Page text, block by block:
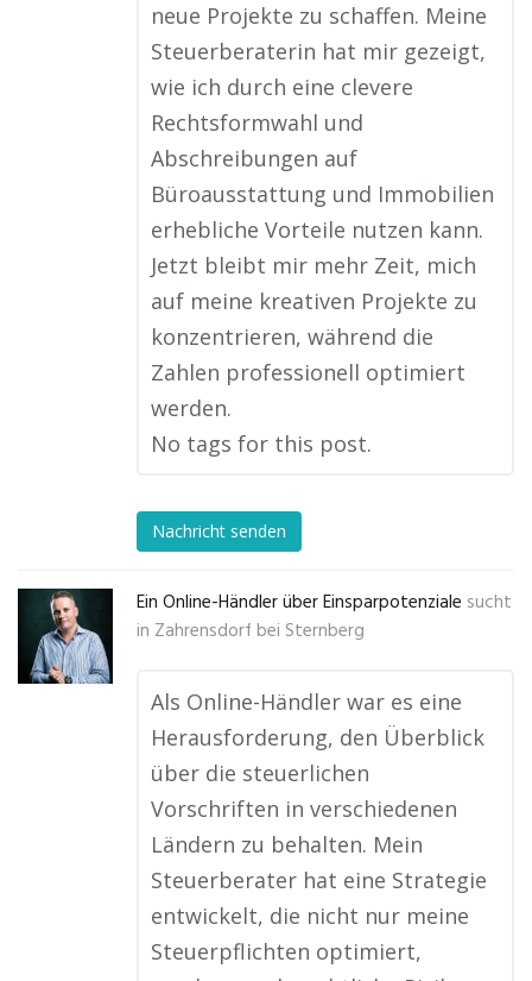
neue Projekte zu schaffen. Meine
Steuerberaterin hat mir gezeigt,
wie ich durch eine clevere
Rechtsformwahl und
Abschreibungen auf
Büroausstattung und Immobilien
erhebliche Vorteile nutzen kann.
Jetzt bleibt mir mehr Zeit, mich
auf meine kreativen Projekte zu
konzentrieren, während die
Zahlen professionell optimiert
werden.
No tags for this post.
Nachricht senden
Ein Online-Händler über Einsparpotenziale sucht
in Zahrensdorf bei Sternberg
Als Online-Händler war es eine
Herausforderung, den Überblick
über die steuerlichen
Vorschriften in verschiedenen
Ländern zu behalten. Mein
Steuerberater hat eine Strategie
entwickelt, die nicht nur meine
Steuerpflichten optimiert,